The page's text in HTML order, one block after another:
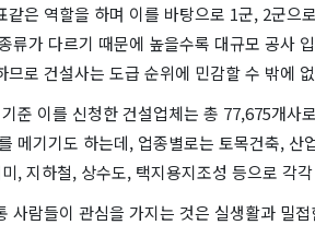
같은 역할을 하며 이를 바탕으로 1군, 2군으
류가 다르기 때문에 높을수록 대규모 공사
므로 건설사는 도급 순위에 민감할 수 밖에
준 이를 신청한 건설업체는 총 77,675개사
메기기도 하는데, 업종별로는 토목건축,
, 지하철, 상수도, 택지용지조성 등으로 각
사람들이 관심을 가지는 것은 실생활과 밀